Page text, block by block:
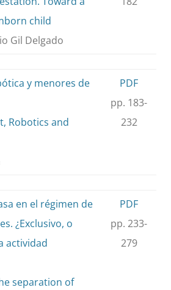
child
Gil Delgado
y menores de
Robotics and
PDF
pp. 183-
232
en el régimen de
¿Exclusivo, o
actividad
separation of
PDF
pp. 233-
279